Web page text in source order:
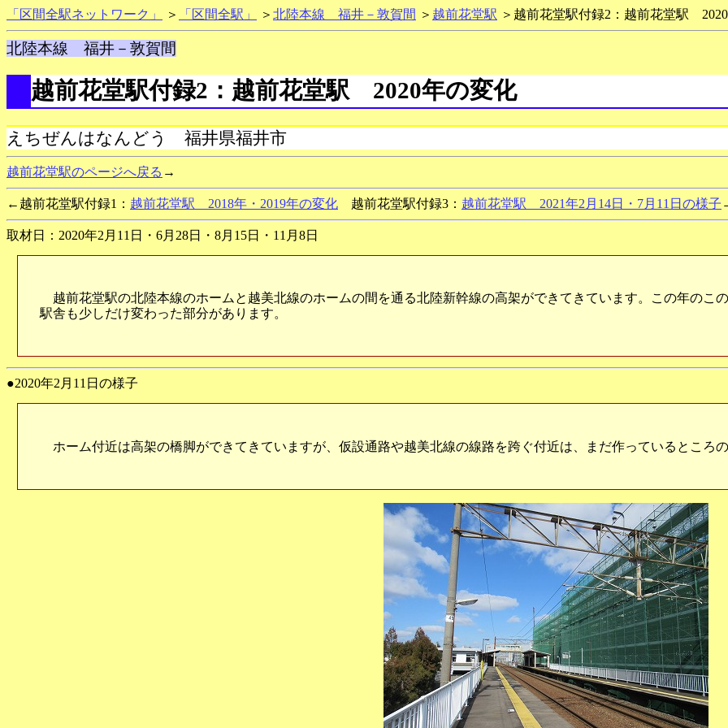
「区間全駅ネットワーク」 ＞ 「区間全駅」 ＞ 北陸本線 福井－敦賀間 ＞ 越前花堂駅 ＞越前花堂駅付録2：越前花堂駅
北陸本線 福井－敦賀間
越前花堂駅付録2：越前花堂駅 2020年の変化
えちぜんはなんどう 福井県福井市
越前花堂駅のページへ戻る →
←越前花堂駅付録1： 越前花堂駅 2018年・2019年の変化 越前花堂駅付録3： 越前花堂駅 2021年2月14日・7月11日の様子
取材日：2020年2月11日・6月28日・8月15日・11月8日
越前花堂駅の北陸本線のホームと越美北線のホームの間を通る北陸新幹線の高架ができてきています。この年のこ
駅舎も少しだけ変わった部分があります。
●2020年2月11日の様子
ホーム付近は高架の橋脚ができてきていますが、仮設通路や越美北線の線路を跨ぐ付近は、まだ作っているところの